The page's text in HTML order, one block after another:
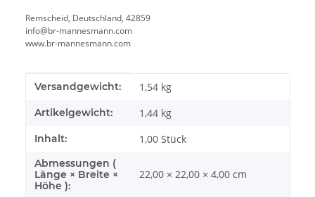
Remscheid, Deutschland, 42859
info@br-mannesmann.com
www.br-mannesmann.com
Produkteigenschaft
Wert
Versandgewicht: 1,54 kg
Artikelgewicht: 1,44 kg
Inhalt: 1,00 Stück
Abmessungen (
Länge × Breite ×
Höhe ):
22,00 × 22,00 × 4,00 cm